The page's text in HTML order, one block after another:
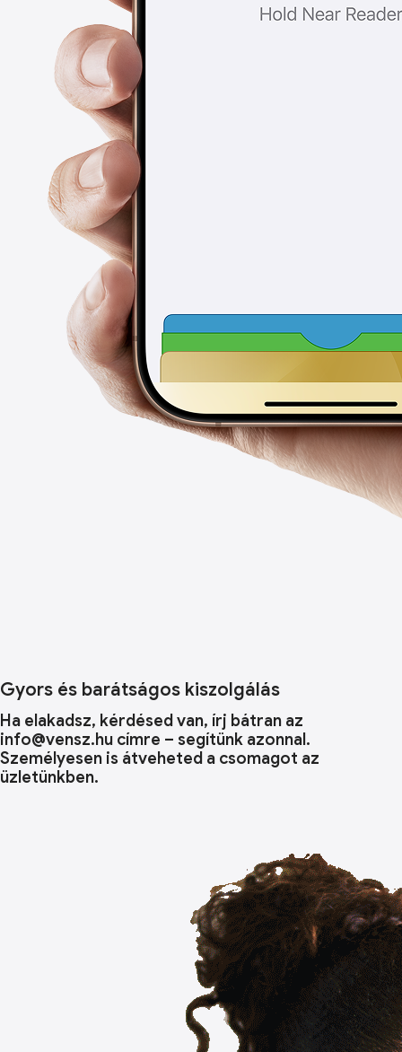
Gyors és barátságos kiszolgálás
Ha elakadsz, kérdésed van, írj bátran az
info@vensz.hu címre – segítünk azonnal.
Személyesen is átveheted a csomagot az
üzletünkben.